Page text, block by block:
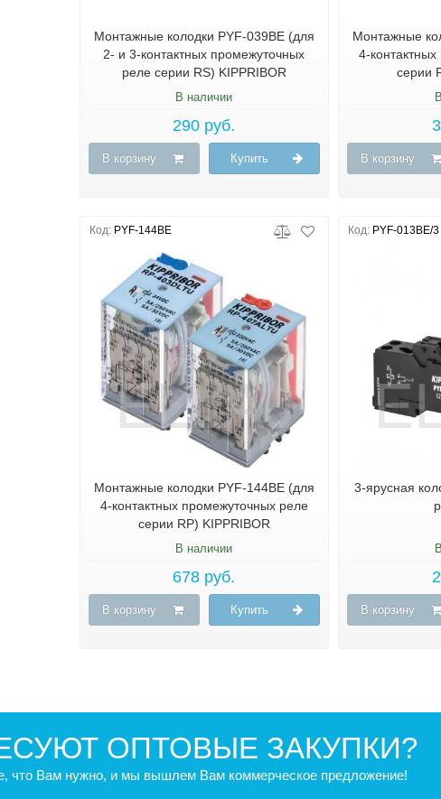
Монтажные колодки PYF-039BE (для
2- и 3-контактных промежуточных
реле серии RS) KIPPRIBOR
В наличии
290 руб.
В корзину Купить
Монтажные
4-
серии
В корзину
Код: PYF-144BE
Монтажные колодки PYF-144BE (для
4-контактных промежуточных реле
серии RP) KIPPRIBOR
В наличии
678 руб.
В корзину Купить
Код: PYF-013BE/3
3-ярусная
В корзину
ОПТОВЫЕ ЗАКУПКИ?
что Вам нужно, и мы вышлем Вам коммерческое предложение!